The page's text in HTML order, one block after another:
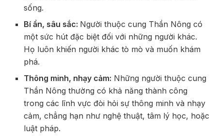
sống.
Bí ẩn, sâu sắc: Người thuộc cung Thần Nông có
một sức hút đặc biệt đối với những người khác.
Họ luôn khiến người khác tò mò và muốn khám
phá.
Thông minh, nhạy cảm: Những người thuộc cung
Thần Nông thường có khả năng thành công
trong các lĩnh vực đòi hỏi sự thông minh và nhạy
cảm, chẳng hạn như nghệ thuật, tâm lý học, hoặc
luật pháp.